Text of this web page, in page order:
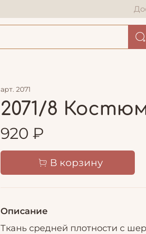
арт. 2071
2071/8
920 ₽
В корзину
Описание
Ткань средней плотности с